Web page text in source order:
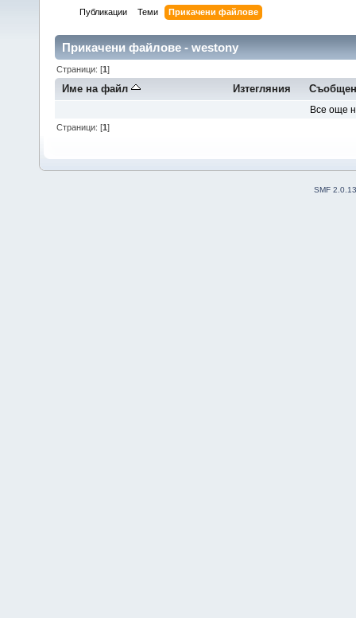
Публикации Теми Прикачени файлове
Прикачени файлове - westony
Страници: [1]
Име на файл Изтегляния
Все още
Страници: [1]
SMF 2.0.13